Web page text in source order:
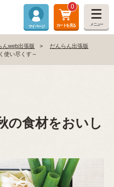
マイページ
0
カートを見る メニュー
んweb出張版
だんらん出張版
使い尽くす～
の食材をおいし